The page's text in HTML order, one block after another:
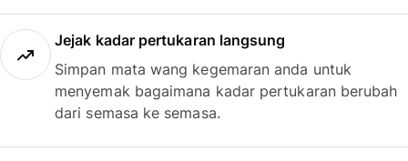
Jejak kadar pertukaran langsung
Simpan mata wang kegemaran anda untuk
menyemak bagaimana kadar pertukaran berubah
dari semasa ke semasa.